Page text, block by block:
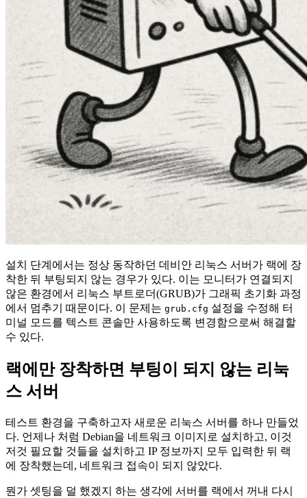
설치 단계에서는 정상 동작하던 데비안 리눅스 서버가 랙에 장
착한 뒤 부팅되지 않는 경우가 있다. 이는 모니터가 연결되지
않은 환경에서 리눅스 부트로더(GRUB)가 그래픽 초기화 과정
에서 멈추기 때문이다. 이 문제는 grub.cfg 설정을 수정해 터
미널 모드를 텍스트 콘솔만 사용하도록 변경함으로써 해결할
수 있다.
랙에만 장착하면 부팅이 되지 않는 리눅
스 서버
테스트 환경을 구축하고자 새로운 리눅스 서버를 하나 만들었
다. 언제나 처럼 Debian을 네트워크 이미지로 설치하고, 이것
저것 필요할 것들을 설치하고 IP 정보까지 모두 입력한 뒤 랙
에 장착했는데, 네트워크 접속이 되지 않았다.
뭔가 셋팅을 덜 했겠지 하는 생각에 서버를 랙에서 꺼내 다시